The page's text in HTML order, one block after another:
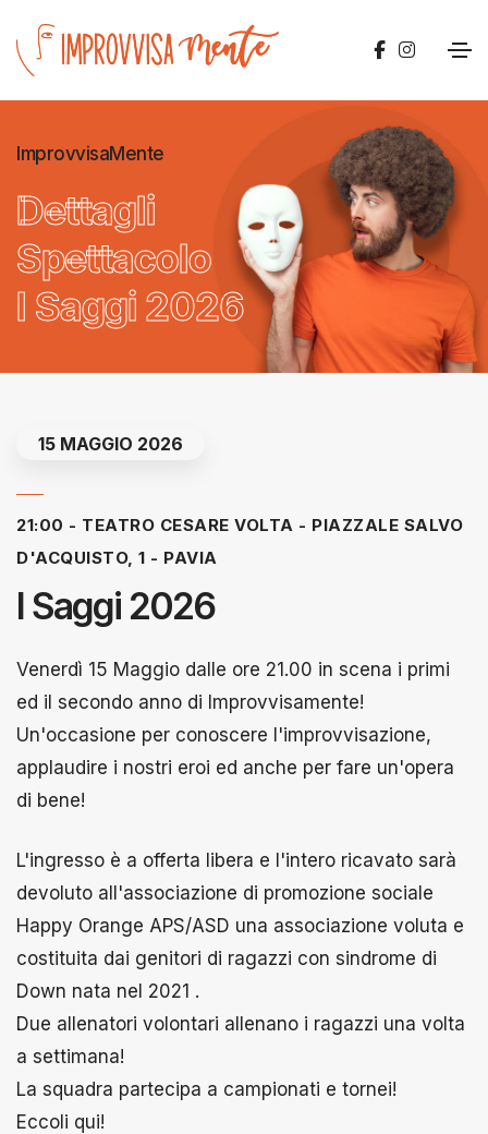
ImprovvisaMente
Dettagli
Spettacolo
I Saggi 2026
15 MAGGIO 2026
21:00 - TEATRO CESARE VOLTA - PIAZZALE SALVO
D'ACQUISTO, 1 - PAVIA
I Saggi 2026
Venerdì 15 Maggio dalle ore 21.00 in scena i primi
ed il secondo anno di Improvvisamente!
Un'occasione per conoscere l'improvvisazione,
applaudire i nostri eroi ed anche per fare un'opera
di bene!
L'ingresso è a offerta libera e l'intero ricavato sarà
devoluto all'associazione di promozione sociale
Happy Orange APS/ASD una associazione voluta e
costituita dai genitori di ragazzi con sindrome di
Down nata nel 2021 .
Due allenatori volontari allenano i ragazzi una volta
a settimana!
La squadra partecipa a campionati e tornei!
Eccoli qui!